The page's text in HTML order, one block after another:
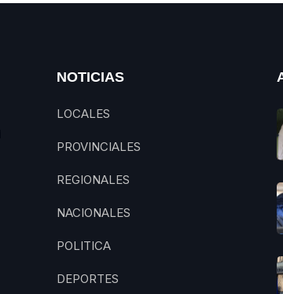
NOTICIAS
LOCALES
PROVINCIALES
REGIONALES
NACIONALES
POLITICA
DEPORTES